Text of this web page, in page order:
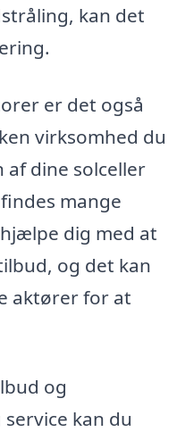
kan det
er det også
virksomhed du
dine solceller
mange
dig med at
og det kan
aktører for at
og
kan du